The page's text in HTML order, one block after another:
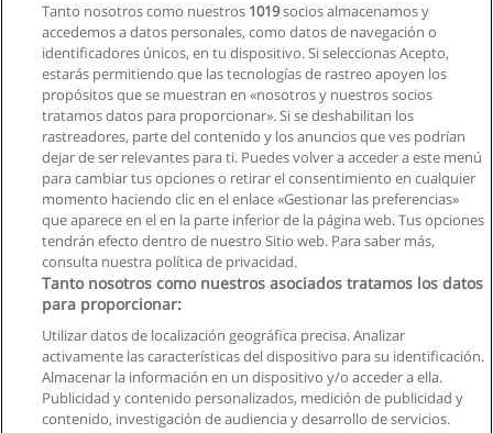
Siguiente
Página1de2
Reglas de uso
Privacidad de datos
Tanto nosotros como nuestros 1019socios almacenamos y
accedemos a datos personales, como datos de navegación o
identificadores únicos, en tu dispositivo. Si seleccionas Acepto,
estarás permitiendo que las tecnologías de rastreo apoyen los
propósitos que se muestran en «nosotros y nuestros socios
tratamos datos para proporcionar». Si se deshabilitan los
rastreadores, parte del contenido y los anuncios que ves podrían
dejar de ser relevantes para ti. Puedes volver a acceder a este menú
para cambiar tus opciones o retirar el consentimiento en cualquier
momento haciendo clic en el enlace «Gestionar las preferencias»
que aparece en el en la parte inferior de la página web. Tus opciones
tendrán efecto dentro de nuestro Sitio web. Para saber más,
consulta nuestra política de privacidad.
Tanto nosotros como nuestros asociados tratamos los datos
para proporcionar:
Utilizar datos de localización geográfica precisa. Analizar
activamente las características del dispositivo para su identificación.
Almacenar la información en un dispositivo y/o acceder a ella.
Publicidad y contenido personalizados, medición de publicidad y
contenido, investigación de audiencia y desarrollo de servicios.